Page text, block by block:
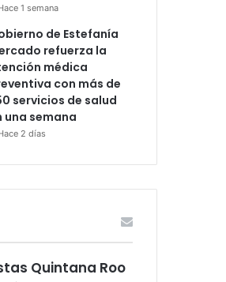
1 semana
de Estefanía
refuerza la
médica
con más de
servicios de salud
una semana
2 días
Quintana Roo